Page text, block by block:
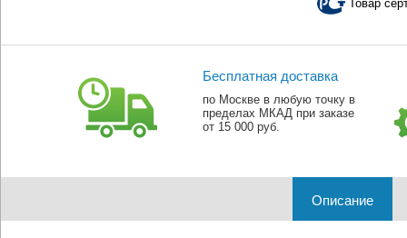
Товар
Бесплатная доставка
по Москве в любую точку в
пределах МКАД при заказе
от 15 000 руб.
Описание